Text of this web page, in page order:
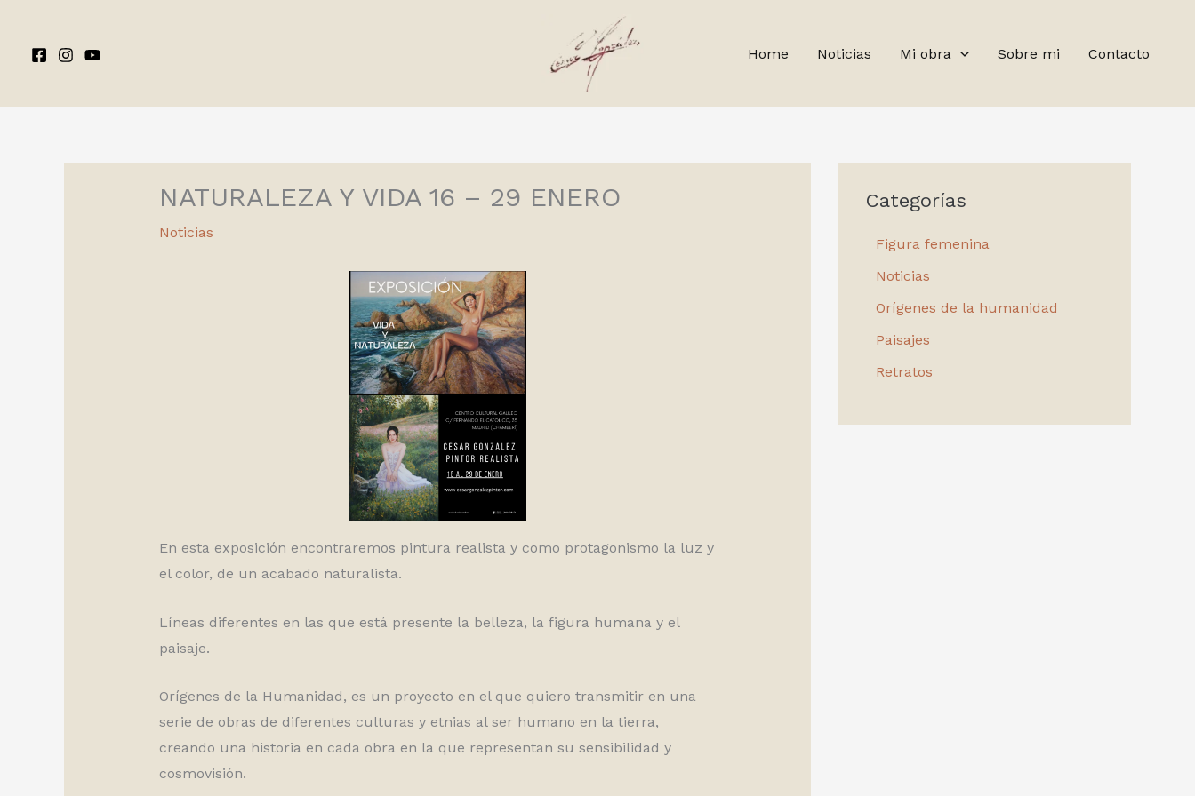
contenido
Home Noticias Mi obra Sobre mi Contacto
NATURALEZA Y VIDA 16 – 29 ENERO
Noticias
En esta exposición encontraremos pintura realista y como protagonismo la luz y
el color, de un acabado naturalista.
Líneas diferentes en las que está presente la belleza, la figura humana y el
paisaje.
Orígenes de la Humanidad, es un proyecto en el que quiero transmitir en una
serie de obras de diferentes culturas y etnias al ser humano en la tierra,
creando una historia en cada obra en la que representan su sensibilidad y
cosmovisión.
Categorías
Figura femenina
Noticias
Orígenes de la humanidad
Paisajes
Retratos